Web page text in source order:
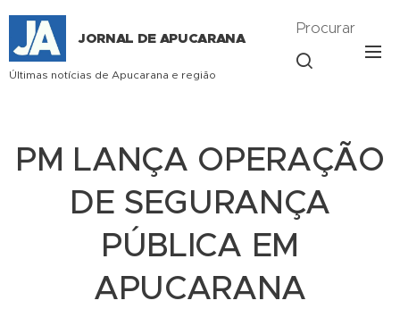
JORNAL DE APUCARANA
Últimas notícias de Apucarana e região
Procurar
PM LANÇA OPERAÇÃO
DE SEGURANÇA
PÚBLICA EM
APUCARANA